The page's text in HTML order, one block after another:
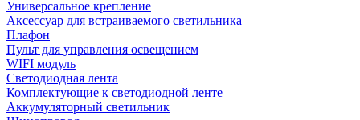
Универсальное крепление
Аксессуар для встраиваемого светильника
Плафон
Пульт для управления освещением
WIFI модуль
Светодиодная лента
Комплектующие к светодиодной ленте
Аккумуляторный светильник